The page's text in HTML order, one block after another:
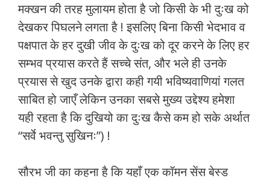
मक्खन की तरह मुलायम होता है जो किसी के भी दुःख को
देखकर पिघलने लगता है ! इसलिए बिना किसी भेदभाव व
पक्षपात के हर दुखी जीव के दुःख को दूर करने के लिए हर
सम्भव प्रयास करते हैं सच्चे संत, और भले ही उनके
प्रयास से खुद उनके द्वारा कही गयी भविष्यवाणियां गलत
साबित हो जाएँ लेकिन उनका सबसे मुख्य उद्देश्य हमेशा
यही रहता है कि दुखियो का दुःख कैसे कम हो सके अर्थात
“सर्वे भवन्तु सुखिनः”) !
सौरभ जी का कहना है कि यहाँ एक कॉमन सेंस बेस्ड